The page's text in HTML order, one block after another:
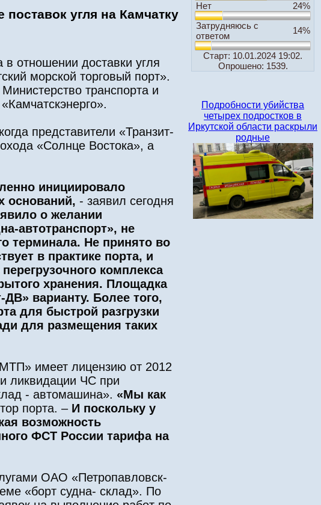
угля на Камчатку
отношении доставки угля
морской торговый порт».
транспорта и
представители «Транзит-
«Солнце Востока», а
инициировало
оснований, - заявил сегодня
о желании
автотранспорт», не
терминала. Не принято во
в практике порта, и
комплекса
хранения. Площадка
варианту. Более того,
для быстрой разгрузки
для размещения таких
имеет лицензию от 2012
ликвидации ЧС при
- автомашина». «Мы как
порта. – И поскольку у
возможность
ФСТ России тарифа на
ОАО «Петропавловск-
«борт судна- склад». По
Нет
24%
Затрудняюсь с
ответом
14%
Старт: 10.01.2024 19:02.
Опрошено: 1539.
Подробности убийства
четырех подростков в
Иркутской области раскрыли
родные